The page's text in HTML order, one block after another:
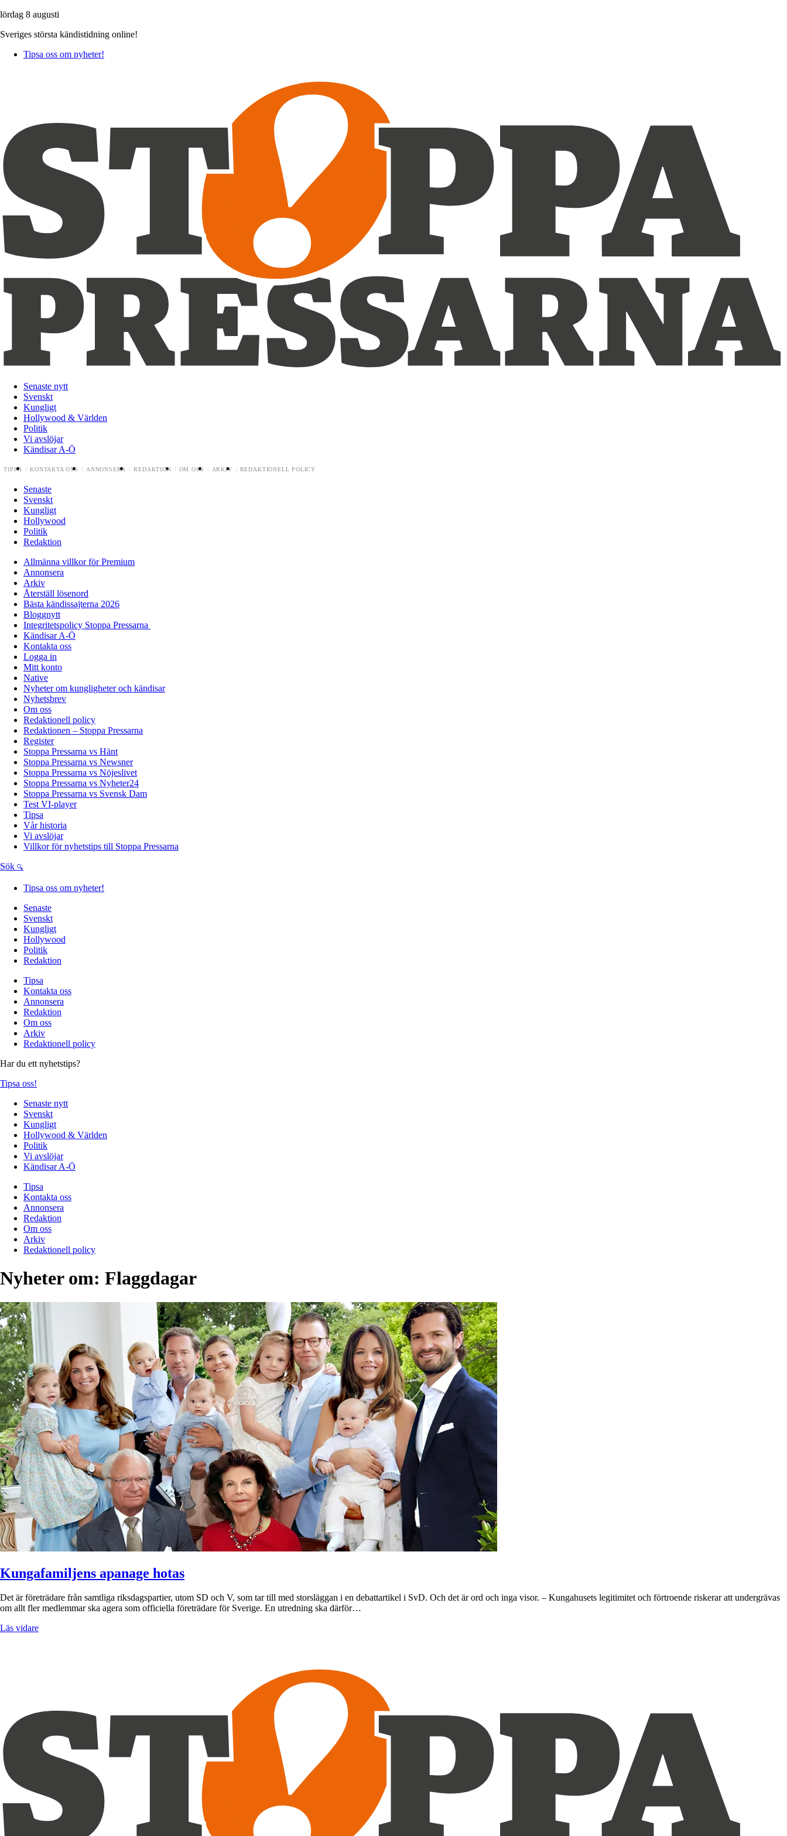
lördag 8 augusti
Sveriges största kändistidning online!
Tipsa oss om nyheter!
Senaste nytt
Svenskt
Kungligt
Hollywood & Världen
Politik
Vi avslöjar
Kändisar A-Ö
TIPSA KONTAKTA OSS ANNONSERA REDAKTION OM OSS ARKIV REDAKTIONELL POLICY
Senaste
Svenskt
Kungligt
Hollywood
Politik
Redaktion
Allmänna villkor för Premium
Annonsera
Arkiv
Återställ lösenord
Bästa kändissajterna 2026
Bloggnytt
Integritetspolicy Stoppa Pressarna
Kändisar A-Ö
Kontakta oss
Logga in
Mitt konto
Native
Nyheter om kungligheter och kändisar
Nyhetsbrev
Om oss
Redaktionell policy
Redaktionen – Stoppa Pressarna
Register
Stoppa Pressarna vs Hänt
Stoppa Pressarna vs Newsner
Stoppa Pressarna vs Nöjeslivet
Stoppa Pressarna vs Nyheter24
Stoppa Pressarna vs Svensk Dam
Test VI-player
Tipsa
Vår historia
Vi avslöjar
Villkor för nyhetstips till Stoppa Pressarna
Sök
Tipsa oss om nyheter!
Senaste
Svenskt
Kungligt
Hollywood
Politik
Redaktion
Tipsa
Kontakta oss
Annonsera
Redaktion
Om oss
Arkiv
Redaktionell policy
Har du ett nyhetstips?
Tipsa oss!
Senaste nytt
Svenskt
Kungligt
Hollywood & Världen
Politik
Vi avslöjar
Kändisar A-Ö
Tipsa
Kontakta oss
Annonsera
Redaktion
Om oss
Arkiv
Redaktionell policy
Nyheter om: Flaggdagar
Kungafamiljens apanage hotas
Det är företrädare från samtliga riksdagspartier, utom SD och V, som tar till med storsläggan i en debattartikel i SvD. Och det är ord och inga visor. – Kungahusets legitimitet och förtroende riskerar att undergrävas
om allt fler medlemmar ska agera som officiella företrädare för Sverige. En utredning ska därför…
Läs vidare